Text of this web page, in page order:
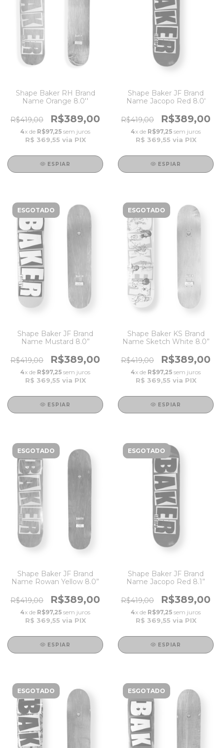
Shape Baker RH Brand
Name Orange 8.0''
R$419,00 R$389,00
4x de R$97,25 sem juros
R$ 369,55 via PIX
ESPIAR
Shape Baker JF Brand
Name Jacopo Red 8.0'
R$419,00 R$389,00
4x de R$97,25 sem juros
R$ 369,55 via PIX
ESPIAR
ESGOTADO
Shape Baker JF Brand
Name Mustard 8.0”
R$419,00 R$389,00
4x de R$97,25 sem juros
R$ 369,55 via PIX
ESPIAR
ESGOTADO
Shape Baker KS Brand
Name Sketch White 8.0”
R$419,00 R$389,00
4x de R$97,25 sem juros
R$ 369,55 via PIX
ESPIAR
ESGOTADO
Shape Baker JF Brand
Name Rowan Yellow 8.0”
R$419,00 R$389,00
4x de R$97,25 sem juros
R$ 369,55 via PIX
ESPIAR
ESGOTADO
Shape Baker JF Brand
Name Jacopo Red 8.1”
R$419,00 R$389,00
4x de R$97,25 sem juros
R$ 369,55 via PIX
ESPIAR
ESGOTADO ESGOTADO